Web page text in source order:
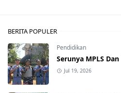
BERITA POPULER
Pendidikan
Serunya MPLS
Jul 19, 2026